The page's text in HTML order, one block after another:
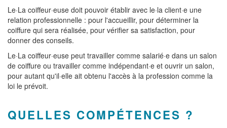
Le·La coiffeur·euse doit pouvoir établir avec le·la client·e une
relation professionnelle : pour l'accueillir, pour déterminer la
coiffure qui sera réalisée, pour vérifier sa satisfaction, pour
donner des conseils.
Le·La coiffeur·euse peut travailler comme salarié·e dans un salon
de coiffure ou travailler comme indépendant·e et ouvrir un salon,
pour autant qu'il·elle ait obtenu l'accès à la profession comme la
loi le prévoit.
QUELLES COMPÉTENCES ?